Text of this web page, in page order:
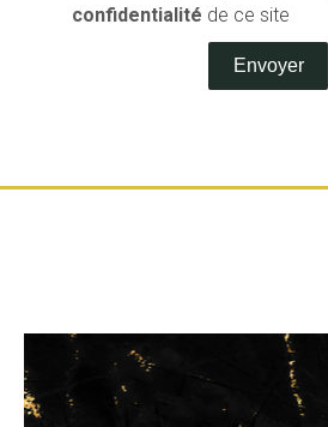
confidentialité de ce site
Envoyer